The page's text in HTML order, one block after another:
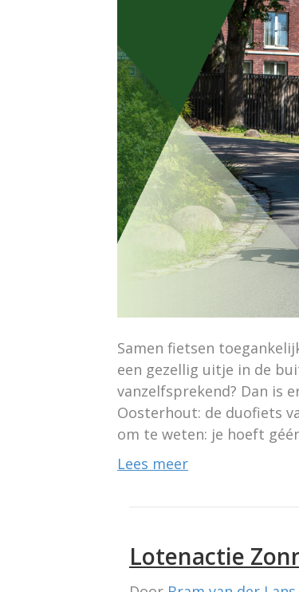
Samen fietsen
een gezellig uitje in de
vanzelfsprekend? Dan is
Oosterhout: de duofiets
om te weten: je hoeft
Lees meer
Lotenactie